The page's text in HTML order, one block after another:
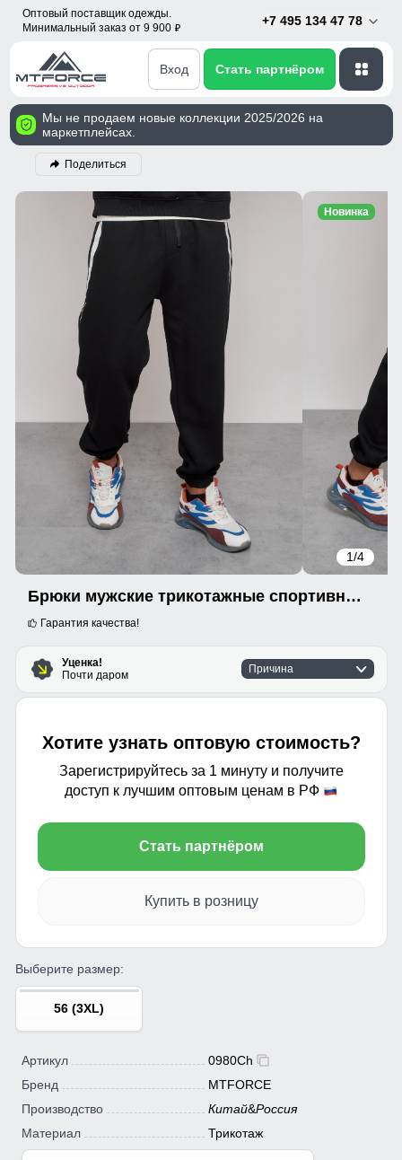
Оптовый поставщик одежды.
Минимальный заказ от 9 900 p
+7 495 134 47 78
Вход Стать партнёром
Мы не продаем новые коллекции 2025/2026 на
маркетплейсах.
Поделиться
1/4
Новинка
Брюки мужские трикотажные спортивные УЦЕНКА черного цвета 0980Ch
Гарантия качества!
Уценка!
Почти даром
Причина
Хотите узнать оптовую стоимость?
Зарегистрируйтесь за 1 минуту и получите
доступ к лучшим оптовым ценам в РФ
Стать партнёром
Купить в розницу
Выберите размер:
56 (3XL)
Артикул
0980Ch
Бренд
MTFORCE
Производство
Китай&Россия
Материал
Трикотаж